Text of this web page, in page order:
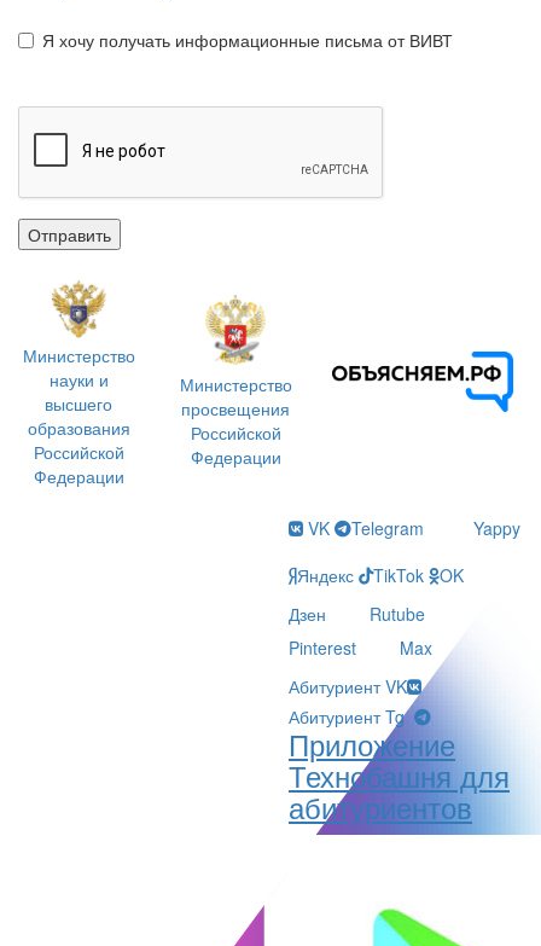
Я хочу получать информационные письма от ВИВТ
Отправить
Министерство
науки и
высшего
образования
Российской
Федерации
Министерство
просвещения
Российской
Федерации
VK Telegram
Yappy
Яндекс
TikTok
OK
Дзен
Rutube
Pinterest
Max
Абитуриент VK
Абитуриент Tg
Приложение
Технобашня для
абитуриентов